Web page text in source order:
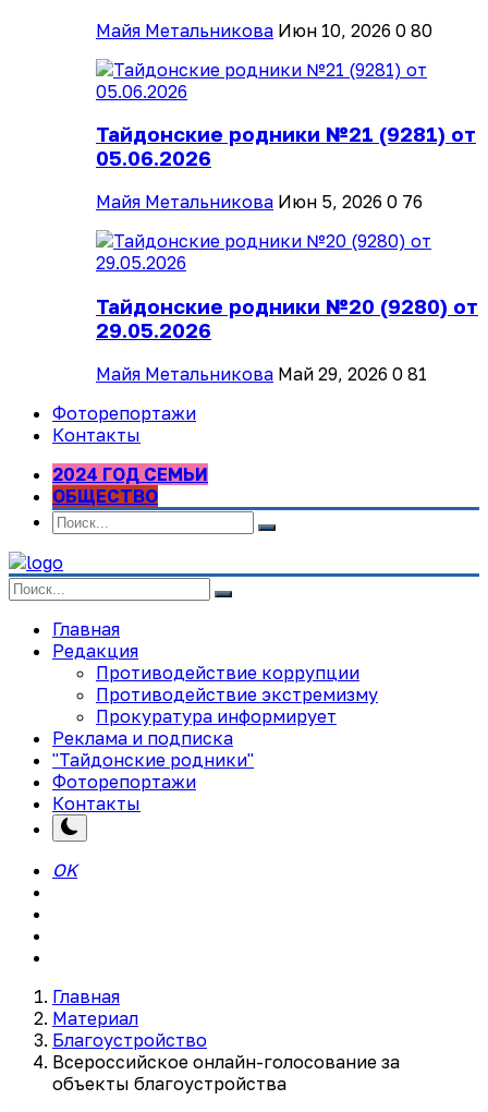
Майя Метальникова Июн 10, 2026 0 80
Тайдонские родники №21 (9281) от
05.06.2026
Майя Метальникова Июн 5, 2026 0 76
Тайдонские родники №20 (9280) от
29.05.2026
Майя Метальникова Май 29, 2026 0 81
Фоторепортажи
Контакты
2024 ГОД СЕМЬИ
ОБЩЕСТВО
Главная
Редакция
Противодействие коррупции
Противодействие экстремизму
Прокуратура информирует
Реклама и подписка
"Тайдонские родники"
Фоторепортажи
Контакты
OK
Главная
Материал
Благоустройство
Всероссийское онлайн-голосование за
объекты благоустройства